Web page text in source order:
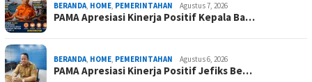
BERANDA, HOME, PEMERINTAHAN Agustus 7, 2026
PAMA Apresiasi Kinerja Positif Kepala Ba…
BERANDA, HOME, PEMERINTAHAN Agustus 6, 2026
PAMA Apresiasi Kinerja Positif Jefiks Be…